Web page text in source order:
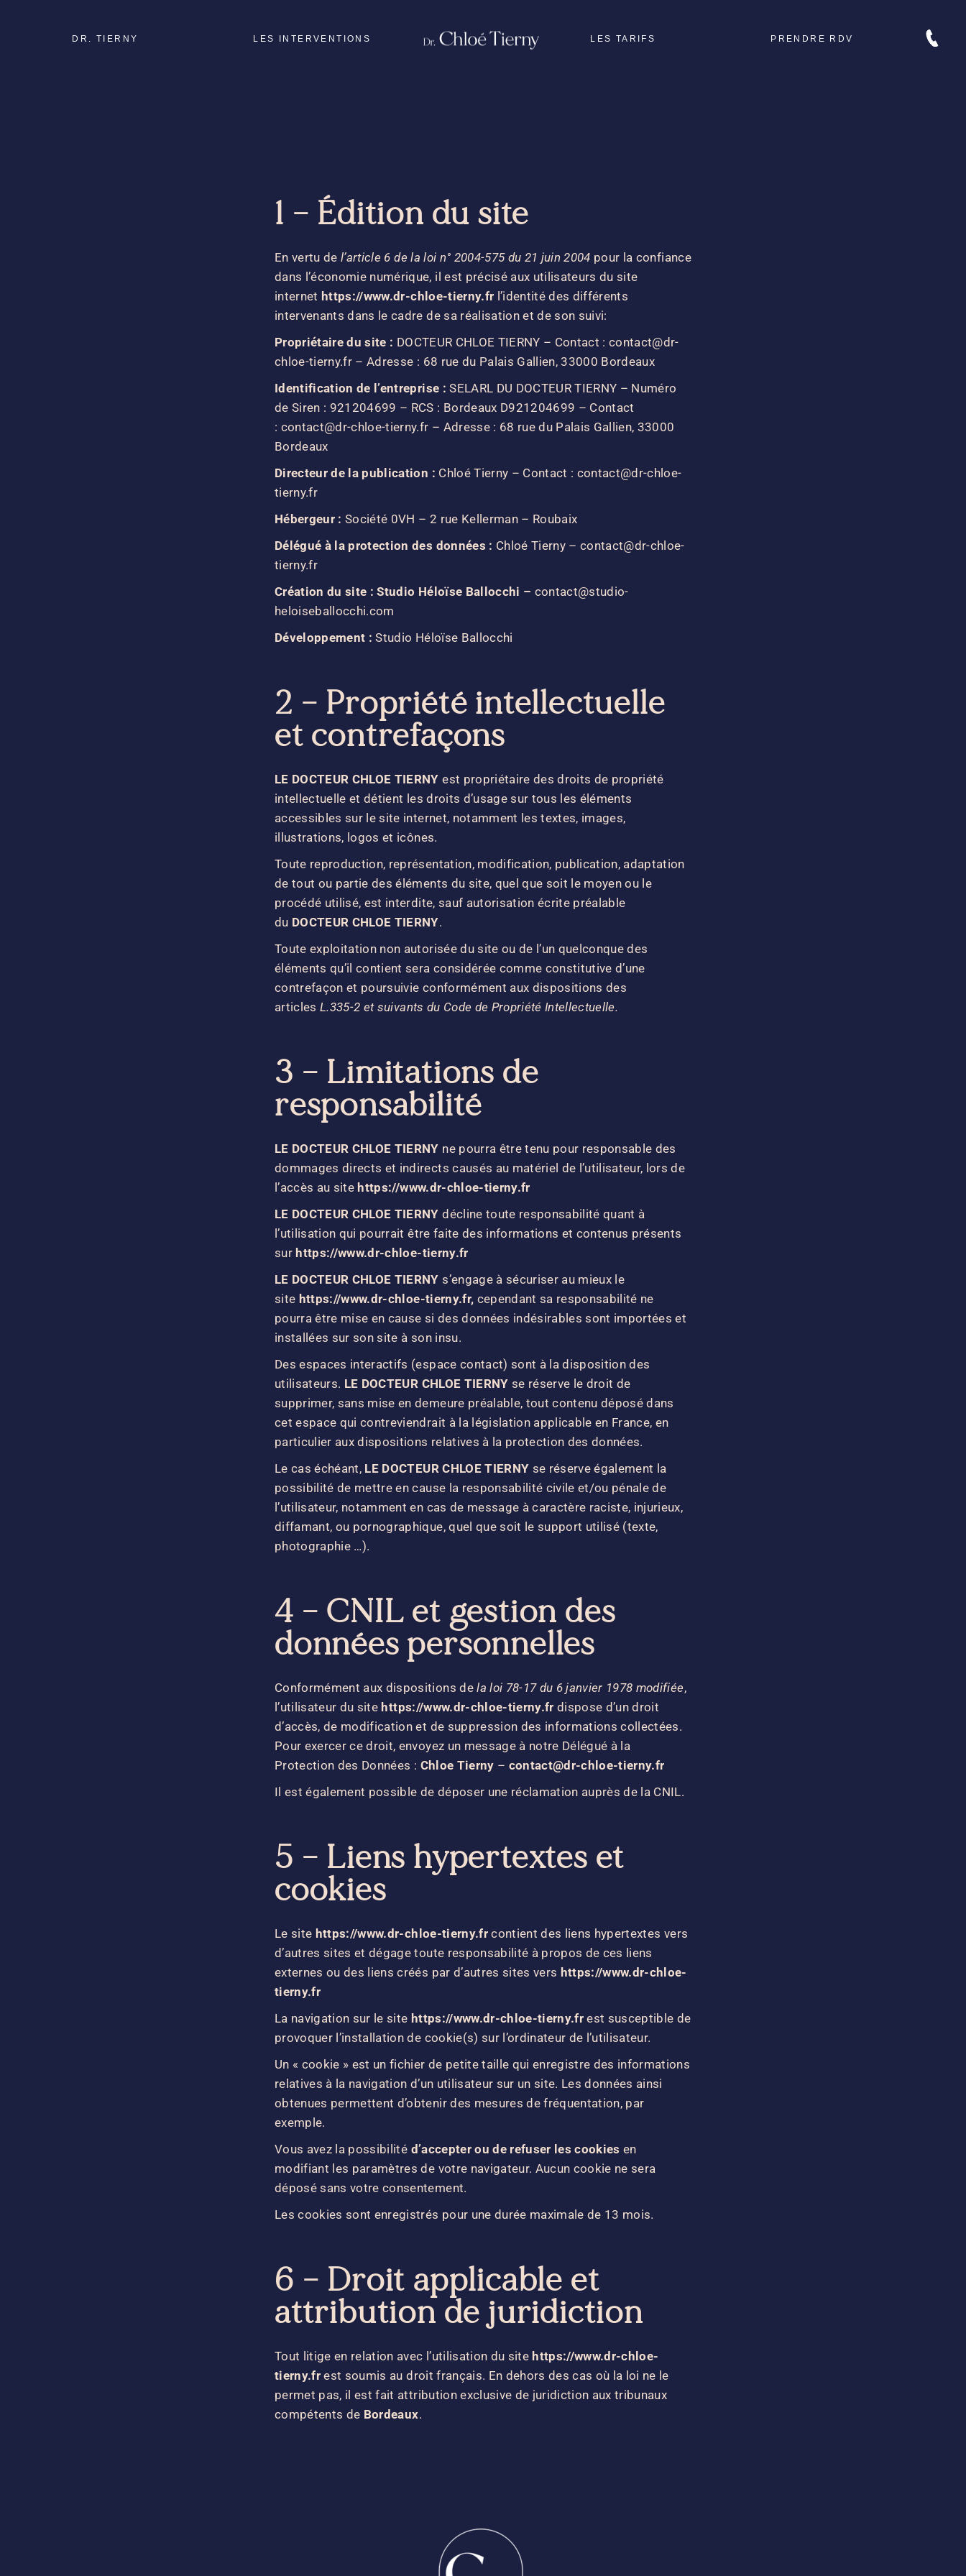
DR. TIERNY LES INTERVENTIONS
Chirurgie de l’homme
LES TARIFS
Chirurgie de l’homme
PRENDRE RDV
1 – Édition du site
En vertu del’article 6 de la loi n° 2004-575 du 21 juin 2004 pour la confiance
dans l’économie numérique, il est précisé aux utilisateurs du site
internet https://www.dr-chloe-tierny.fr l’identité des différents
intervenants dans le cadre de sa réalisation et de son suivi:
Propriétaire du site : DOCTEUR CHLOE TIERNY – Contact : contact@dr-
chloe-tierny.fr – Adresse : 68 rue du Palais Gallien, 33000 Bordeaux
Identification de l’entreprise : SELARL DU DOCTEUR TIERNY – Numéro
de Siren : 921204699 – RCS : Bordeaux D921204699 – Contact
: contact@dr-chloe-tierny.fr – Adresse : 68 rue du Palais Gallien, 33000
Bordeaux
Directeur de la publication : Chloé Tierny – Contact : contact@dr-chloe-
tierny.fr
Hébergeur :Société 0VH – 2 rue Kellerman – Roubaix
Délégué à la protection des données : Chloé Tierny – contact@dr-chloe-
tierny.fr
Création du site : Studio Héloïse Ballocchi – contact@studio-
heloiseballocchi.com
Développement : Studio Héloïse Ballocchi
2 – Propriété intellectuelle
et contrefaçons
LE DOCTEUR CHLOE TIERNYest propriétaire des droits de propriété
intellectuelle et détient les droits d’usage sur tous les éléments
accessibles sur le site internet, notamment les textes, images,
illustrations, logos et icônes.
Toute reproduction, représentation, modification, publication, adaptation
de tout ou partie des éléments du site, quel que soit le moyen ou le
procédé utilisé, est interdite, sauf autorisation écrite préalable
du DOCTEUR CHLOE TIERNY.
Toute exploitation non autorisée du site ou de l’un quelconque des
éléments qu’il contient sera considérée comme constitutive d’une
contrefaçon et poursuivie conformément aux dispositions des
articlesL.335-2 et suivants du Code de Propriété Intellectuelle.
3 – Limitations de
responsabilité
LE DOCTEUR CHLOE TIERNY ne pourra être tenu pour responsable des
dommages directs et indirects causés au matériel de l’utilisateur, lors de
l’accès au site https://www.dr-chloe-tierny.fr
LE DOCTEUR CHLOE TIERNY décline toute responsabilité quant à
l’utilisation qui pourrait être faite des informations et contenus présents
sur https://www.dr-chloe-tierny.fr
LE DOCTEUR CHLOE TIERNY s’engage à sécuriser au mieux le
site https://www.dr-chloe-tierny.fr, cependant sa responsabilité ne
pourra être mise en cause si des données indésirables sont importées et
installées sur son site à son insu.
Des espaces interactifs (espace contact) sont à la disposition des
utilisateurs. LE DOCTEUR CHLOE TIERNY se réserve le droit de
supprimer, sans mise en demeure préalable, tout contenu déposé dans
cet espace qui contreviendrait à la législation applicable en France, en
particulier aux dispositions relatives à la protection des données.
Le cas échéant, LE DOCTEUR CHLOE TIERNY se réserve également la
possibilité de mettre en cause la responsabilité civile et/ou pénale de
l’utilisateur, notamment en cas de message à caractère raciste, injurieux,
diffamant, ou pornographique, quel que soit le support utilisé (texte,
photographie …).
4 – CNIL et gestion des
données personnelles
Conformément aux dispositions dela loi 78-17 du 6 janvier 1978 modifiée,
l’utilisateur du site https://www.dr-chloe-tierny.fr dispose d’un droit
d’accès, de modification et de suppression des informations collectées.
Pour exercer ce droit, envoyez un message à notre Délégué à la
Protection des Données : Chloe Tierny – contact@dr-chloe-tierny.fr
Il est également possible de déposer une réclamation auprès de la CNIL.
5 – Liens hypertextes et
cookies
Le site https://www.dr-chloe-tierny.fr contient des liens hypertextes vers
d’autres sites et dégage toute responsabilité à propos de ces liens
externes ou des liens créés par d’autres sites vers https://www.dr-chloe-
tierny.fr
La navigation sur le site https://www.dr-chloe-tierny.fr est susceptible de
provoquer l’installation de cookie(s) sur l’ordinateur de l’utilisateur.
Un « cookie » est un fichier de petite taille qui enregistre des informations
relatives à la navigation d’un utilisateur sur un site. Les données ainsi
obtenues permettent d’obtenir des mesures de fréquentation, par
exemple.
Vous avez la possibilité d’accepter ou de refuser les cookies en
modifiant les paramètres de votre navigateur. Aucun cookie ne sera
déposé sans votre consentement.
Les cookies sont enregistrés pour une durée maximale de 13 mois.
6 – Droit applicable et
attribution de juridiction
Tout litige en relation avec l’utilisation du site https://www.dr-chloe-
tierny.fr est soumis au droit français. En dehors des cas où la loi ne le
permet pas, il est fait attribution exclusive de juridiction aux tribunaux
compétents de Bordeaux.